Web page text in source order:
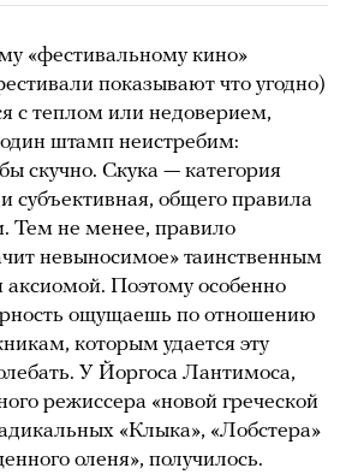
«фестивальному кино»
показывают что угодно)
с теплом или недоверием,
штамп неистребим:
скучно. Скука — категория
субъективная, общего правила
Тем не менее, правило
невыносимое» таинственным
аксиомой. Поэтому особенно
ощущаешь по отношению
которым удается эту
У Йоргоса Лантимоса,
режиссера «новой греческой
«Клыка», «Лобстера»
оленя», получилось.